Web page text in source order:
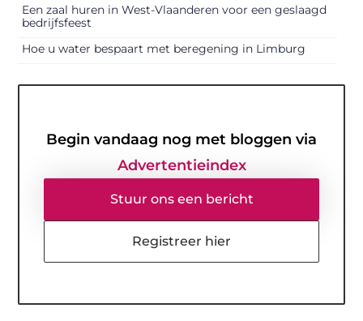
Een zaal huren in West-Vlaanderen voor een geslaagd
bedrijfsfeest
Hoe u water bespaart met beregening in Limburg
Begin vandaag nog met bloggen via
Advertentieindex
Stuur ons een bericht
Registreer hier